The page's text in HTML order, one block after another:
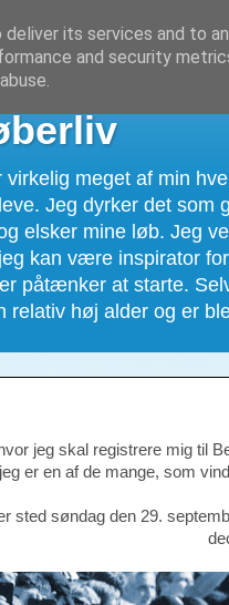
virkelig meget af min
Jeg dyrker det som
elsker mine løb. Jeg
kan være inspirator
påtænker at starte.
relativ høj alder og er
jeg skal registrere mig til
er en af de mange, som
sted søndag den 29.
its services and to
and security